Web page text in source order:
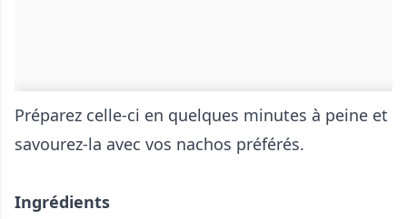
Préparez celle-ci en quelques minutes à peine et
savourez-la avec vos nachos préférés.
Ingrédients